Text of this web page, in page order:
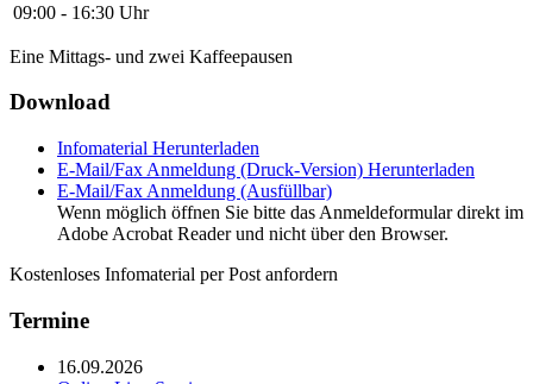
09:00 - 16:30 Uhr
Eine Mittags- und zwei Kaffeepausen
Download
Infomaterial Herunterladen
E-Mail/Fax Anmeldung (Druck-Version) Herunterladen
E-Mail/Fax Anmeldung (Ausfüllbar)
Wenn möglich öffnen Sie bitte das Anmeldeformular direkt im
Adobe Acrobat Reader und nicht über den Browser.
Kostenloses Infomaterial per Post anfordern
Termine
16.09.2026